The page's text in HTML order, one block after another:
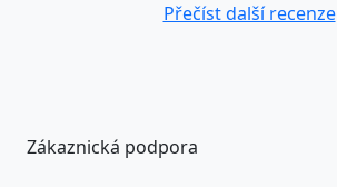
Přečíst další recenze
Zákaznická podpora